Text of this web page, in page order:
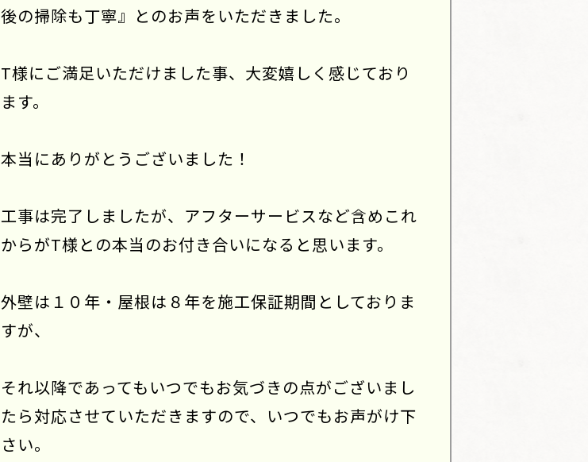
後の掃除も丁寧』とのお声をいただきました。
T様にご満足いただけました事、大変嬉しく感じており
ます。
本当にありがとうございました！
工事は完了しましたが、アフターサービスなど含めこれ
からがT様との本当のお付き合いになると思います。
外壁は１０年・屋根は８年を施工保証期間としておりま
すが、
それ以降であってもいつでもお気づきの点がございまし
たら対応させていただきますので、いつでもお声がけ下
さい。